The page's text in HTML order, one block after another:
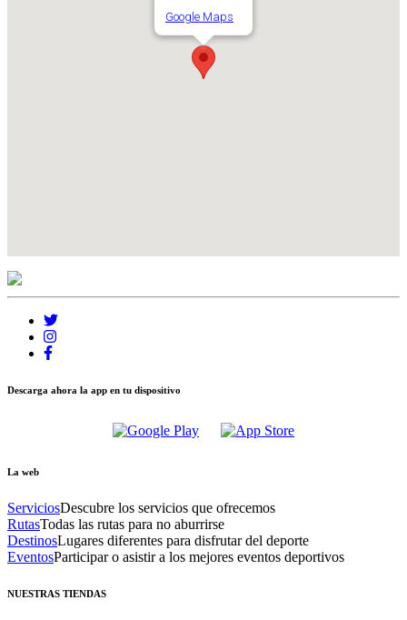
Google Maps
Descarga ahora la app en tu dispositivo
La web
ServiciosDescubre los servicios que ofrecemos
RutasTodas las rutas para no aburrirse
DestinosLugares diferentes para disfrutar del deporte
EventosParticipar o asistir a los mejores eventos deportivos
NUESTRAS TIENDAS